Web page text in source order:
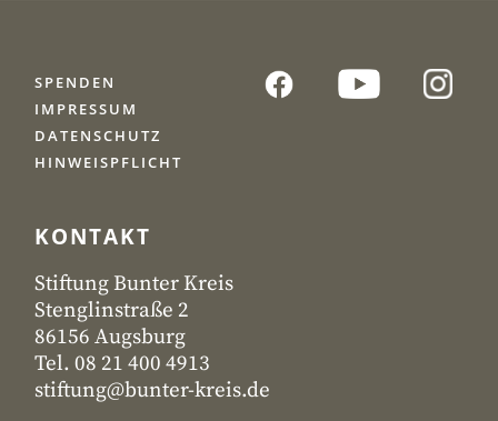
SPENDEN
IMPRESSUM
DATENSCHUTZ
HINWEISPFLICHT
KONTAKT
Stiftung Bunter Kreis
Stenglinstraße 2
86156 Augsburg
Tel. 08 21 400 4913
stiftung@bunter-kreis.de